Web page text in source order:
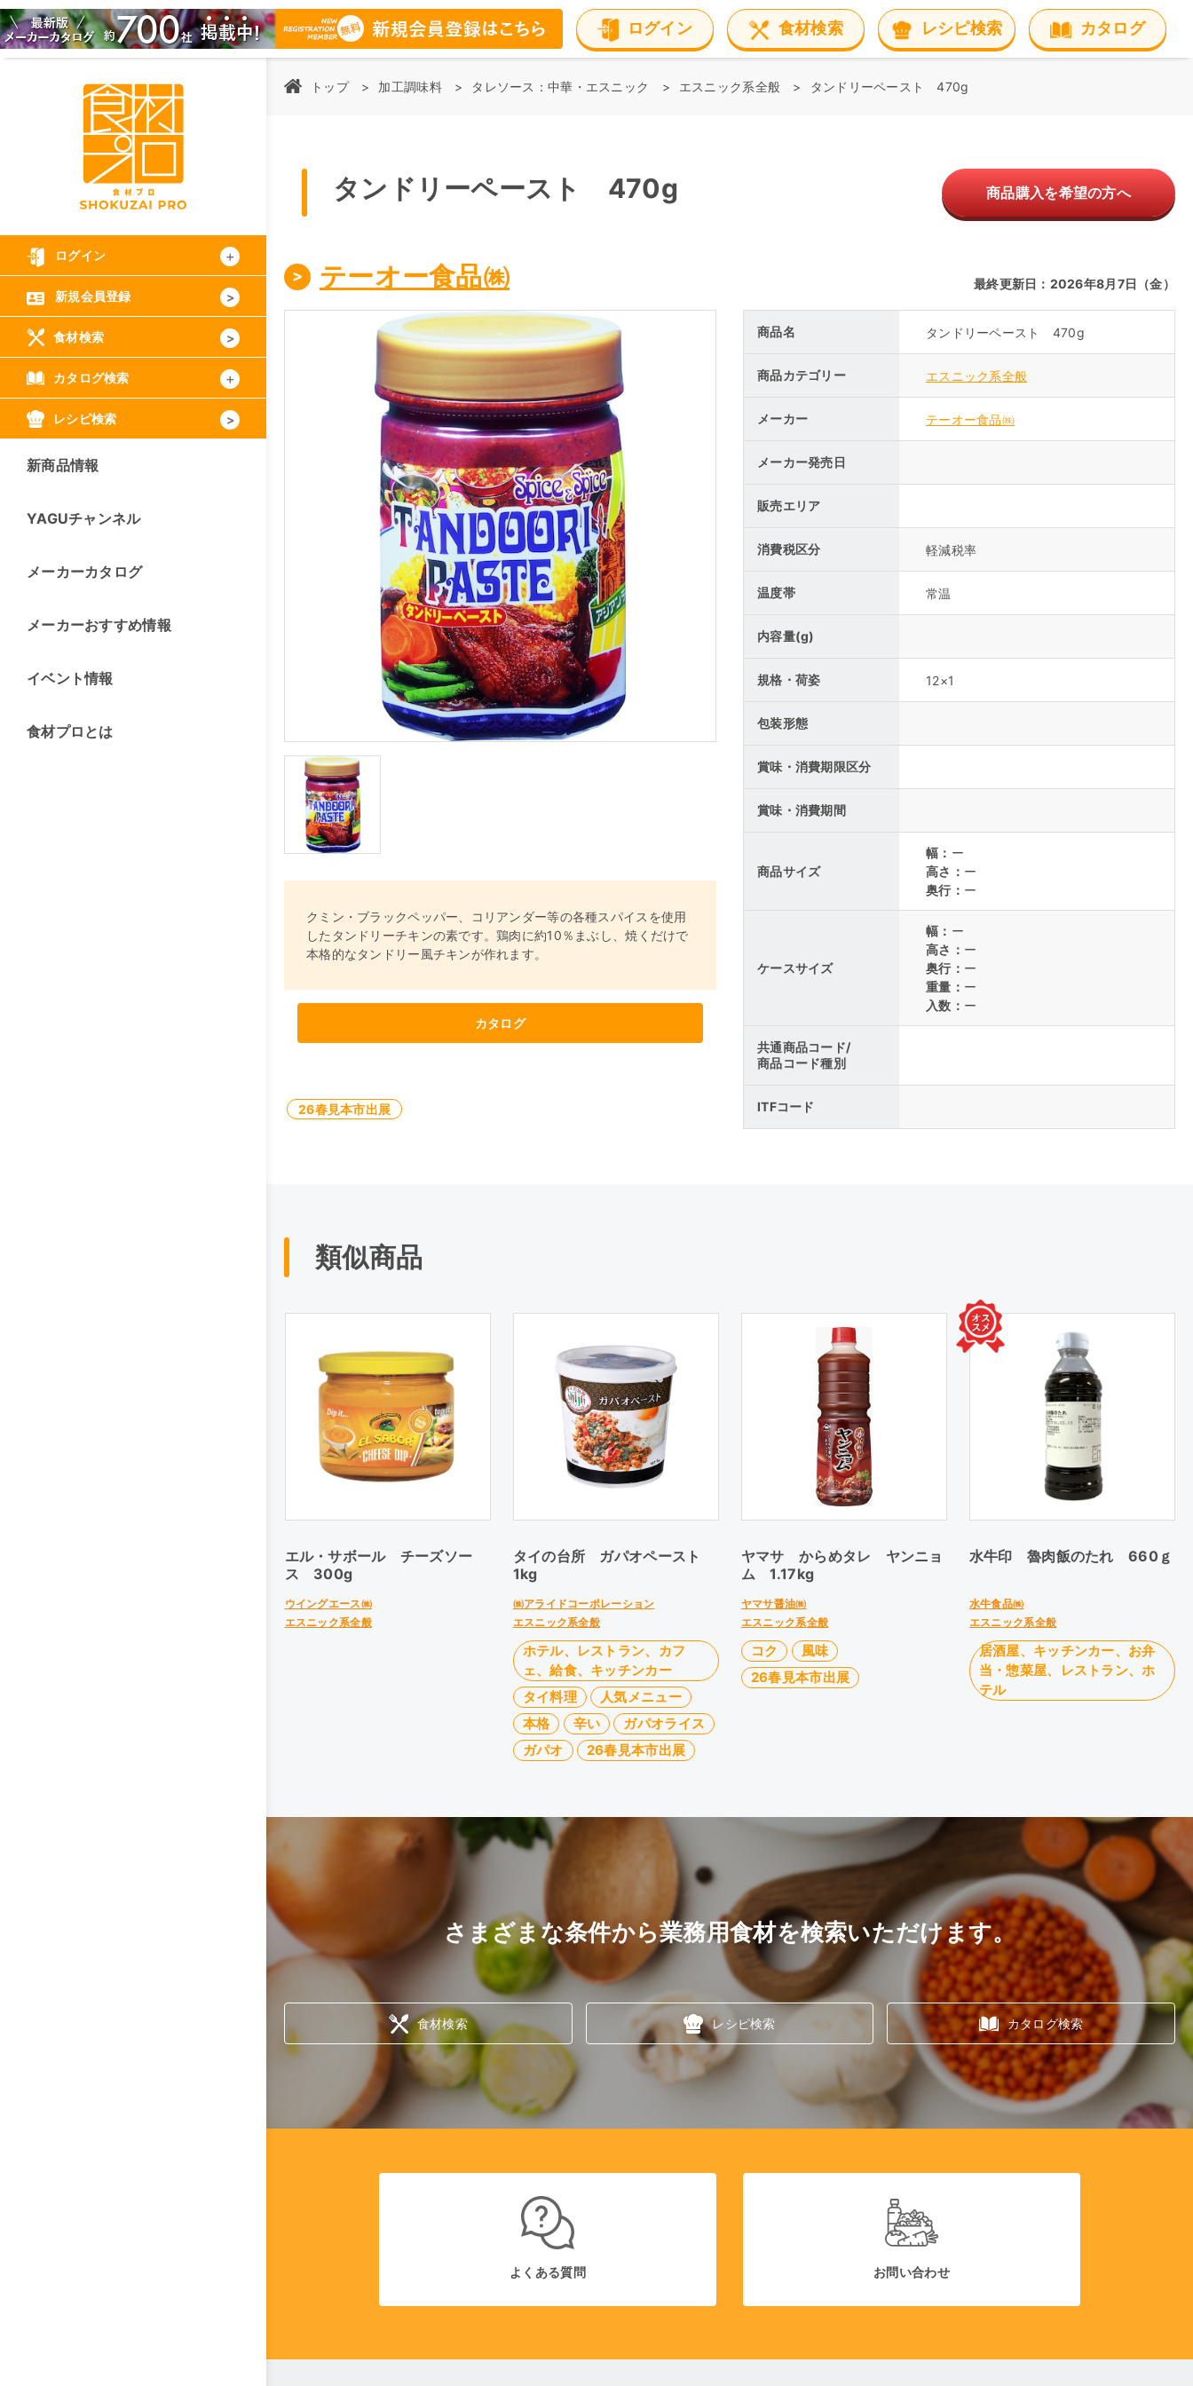
ログイン 食材検索 レシピ検索 カタログ
ログイン
新規会員登録
食材検索
カタログ検索
レシピ検索
新商品情報
YAGUチャンネル
メーカーカタログ
メーカーおすすめ情報
イベント情報
食材プロとは
トップ 加工調味料 タレソース：中華・エスニック エスニック系全般 タンドリーペースト 470g
タンドリーペースト 470g 商品購入を希望の方へ
テーオー食品㈱ 最終更新日：2026年8月7日（金）
クミン・ブラックペッパー、コリアンダー等の各種スパイスを使用
したタンドリーチキンの素です。鶏肉に約10％まぶし、焼くだけで
本格的なタンドリー風チキンが作れます。
カタログ
26春見本市出展
商品名 タンドリーペースト 470g
商品カテゴリー エスニック系全般
メーカー テーオー食品㈱
メーカー発売日
販売エリア
消費税区分 軽減税率
温度帯 常温
内容量(g)
規格・荷姿 12×1
包装形態
賞味・消費期限区分
賞味・消費期間
商品サイズ
幅： ー
高さ： ー
奥行： ー
ケースサイズ
幅： ー
高さ： ー
奥行： ー
重量： ー
入数： ー
共通商品コード/
商品コード種別
ITFコード
類似商品
エル・サボール チーズソー
ス 300g
ウイングエース㈱
エスニック系全般
タイの台所 ガパオペースト
1kg
㈱アライドコーポレーション
エスニック系全般
ホテル、レストラン、カフ
ェ、給食、キッチンカー
タイ料理
人気メニュー
本格
辛い
ガパオライス
ガパオ
26春見本市出展
ヤマサ からめタレ ヤンニョ
ム 1.17kg
ヤマサ醤油㈱
エスニック系全般
コク
風味
26春見本市出展
水牛印 魯肉飯のたれ 660ｇ
水牛食品㈱
エスニック系全般
居酒屋、キッチンカー、お弁
当・惣菜屋、レストラン、ホ
テル
さまざまな条件から業務用食材を検索いただけます。
食材検索 レシピ検索 カタログ検索
よくある質問 お問い合わせ